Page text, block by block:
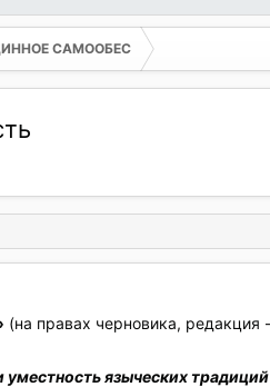
САМООБЕС
(на правах черновика, редакция
языческих